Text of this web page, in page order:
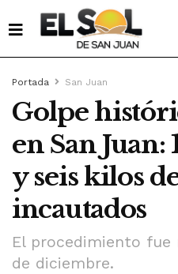
Portada San Juan
Golpe
en San Juan:
y seis kilos
incautados
El procedimiento fue
de diciembre.